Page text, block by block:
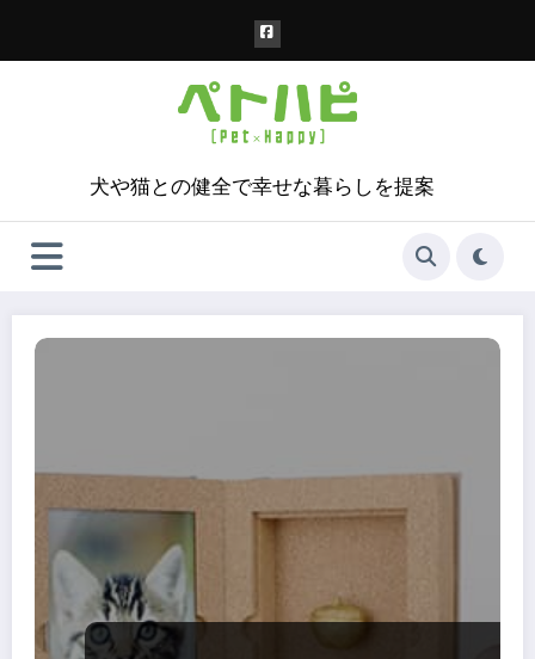
犬や猫との健全で幸せな暮らしを提案